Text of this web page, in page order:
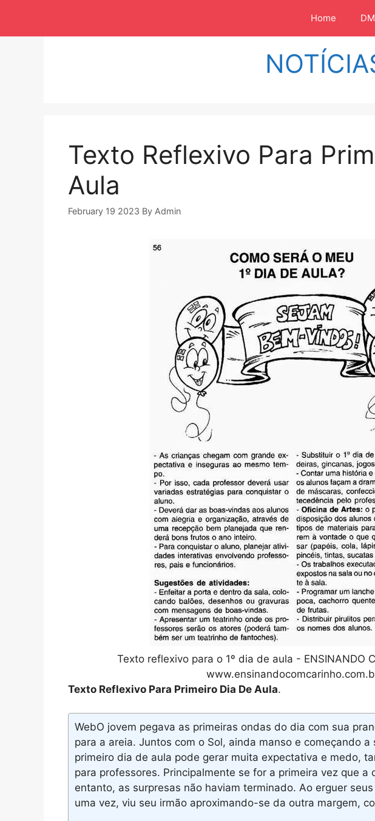
isi
Home
Texto Reflexivo Para
Aula
February 19 2023 By Admin
Texto reflexivo para o 1º dia de aula - ENSINANDO
Texto Reflexivo Para Primeiro Dia De Aula.
WebO jovem pegava as primeiras ondas do dia com sua
para a areia. Juntos com o Sol, ainda manso e começando a
primeiro dia de aula pode gerar muita expectativa e medo,
para professores. Principalmente se for a primeira vez que a
entanto, as surpresas não haviam terminado. Ao erguer
uma vez, viu seu irmão aproximando-se da outra margem,